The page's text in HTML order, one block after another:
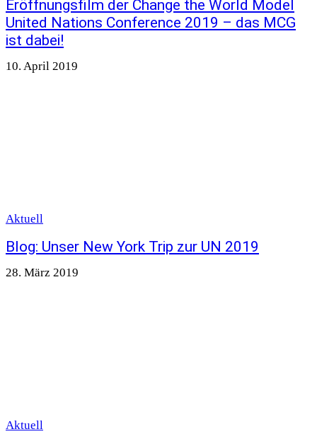
Eröffnungsfilm der Change the World Model
United Nations Conference 2019 – das MCG
ist dabei!
10. April 2019
Aktuell
Blog: Unser New York Trip zur UN 2019
28. März 2019
Aktuell